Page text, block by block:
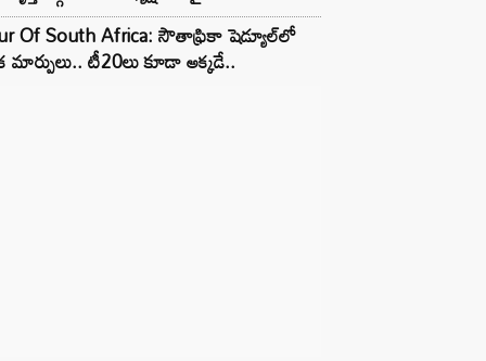
Of South Africa: సౌతాఫ్రికా షెడ్యూల్‌లో
మార్పులు.. టీ20లు కూడా అక్కడే..